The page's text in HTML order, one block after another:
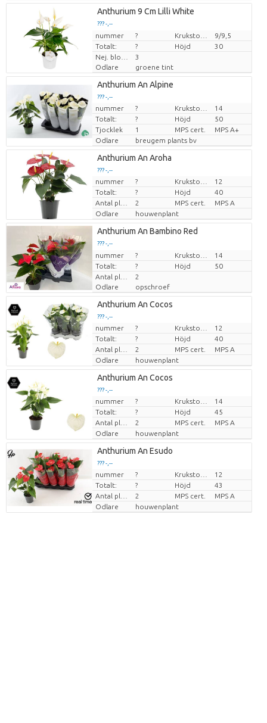
Anthurium 9 Cm Lilli White
??? -,--
Pris per enhet
nummer ?
9/9,5
Totalt:
? Höjd
30
3
Odlare
groene tint
Anthurium An Alpine
??? -,--
Pris per enhet
nummer ?
14
Totalt:
? Höjd
50
Tjocklek
1 MPS cert.
MPS A+
Odlare
breugem plants bv
Anthurium An Aroha
??? -,--
Pris per enhet
nummer ?
12
Totalt:
? Höjd
40
2 MPS cert.
MPS A
Odlare
houwenplant
Anthurium An Bambino Red
??? -,--
Pris per enhet
nummer ?
14
Totalt:
? Höjd
50
2
Odlare
opschroef
Anthurium An Cocos
??? -,--
Pris per enhet
nummer ?
12
Totalt:
? Höjd
40
2 MPS cert.
MPS A
Odlare
houwenplant
Anthurium An Cocos
??? -,--
Pris per enhet
nummer ?
14
Totalt:
? Höjd
45
2 MPS cert.
MPS A
Odlare
houwenplant
Anthurium An Esudo
??? -,--
Pris per enhet
nummer ?
12
Totalt:
? Höjd
43
2 MPS cert.
MPS A
Odlare
houwenplant